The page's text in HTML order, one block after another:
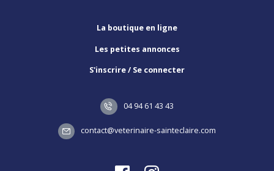
La boutique en ligne
Les petites annonces
S'inscrire / Se connecter
04 94 61 43 43
contact@veterinaire-sainteclaire.com